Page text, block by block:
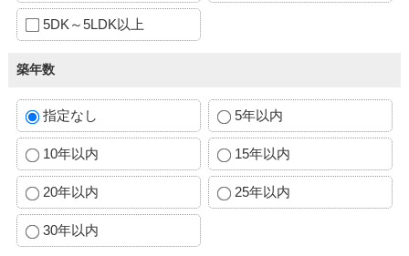
5DK～5LDK以上
築年数
指定なし 5年以内
10年以内 15年以内
20年以内 25年以内
30年以内